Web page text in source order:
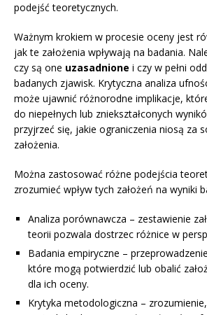
podejść teoretycznych.
Ważnym krokiem w procesie oceny jest
jak te założenia wpływają na badania.
czy są one uzasadnione i czy w pełni
badanych zjawisk. Krytyczna analiza
może ujawnić różnorodne implikacje,
do niepełnych lub zniekształconych
przyjrzeć się, jakie ograniczenia niosą za
założenia.
Można zastosować różne podejścia
zrozumieć wpływ tych założeń na wyniki
Analiza porównawcza – zestawienie
teorii pozwala dostrzec różnice w
Badania empiryczne –
które mogą potwierdzić lub obalić
dla ich oceny.
Krytyka metodologiczna –